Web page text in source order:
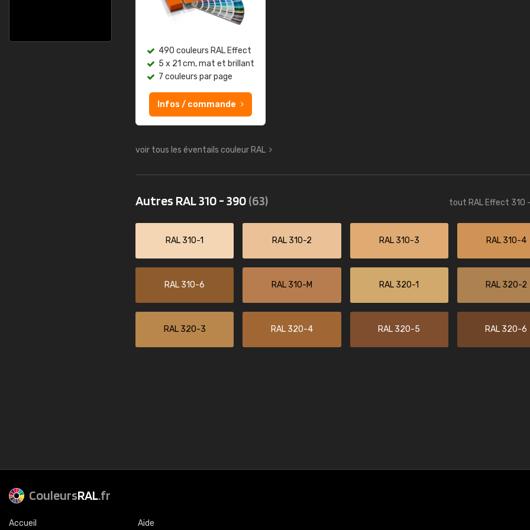
490 couleurs RAL Effect
5 x 21 cm, mat et brillant
7 couleurs par page
Infos / commande
voir tous les éventails couleur RAL
Autres RAL 310 - 390(63) tout RAL Effect 310
RAL 310-1 RAL 310-2 RAL 310-3 RAL 310-4
RAL 310-6 RAL 310-M RAL 320-1 RAL 320-2
RAL 320-3 RAL 320-4 RAL 320-5 RAL 320-6
CouleursRAL.fr
Accueil Aide